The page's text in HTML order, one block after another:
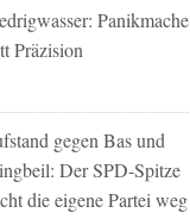
Panikmache
Präzision
gegen Bas und
Der SPD-Spitze
die eigene Partei weg